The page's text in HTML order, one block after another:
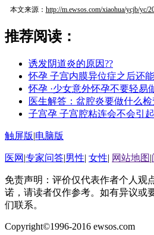
本文来源： http://m.ewsos.com/xiaohua/ycjb/yc/
推荐阅读：
诱发阴道炎的原因??
怀孕 子宫内膜异位症之后还
怀孕 ·少女意外怀孕不要轻易
医生解答：盆腔炎要做什么检
子宫孕 子宫腔粘连会不会引
触屏版|电脑版
医网 |专家问答|男性| 女性| 网站地图 |
免责声明：评价仅代表作者个人观
诺，请读者仅作参考。如有异议或
们联系。
Copyright©1996-2016 ewsos.com